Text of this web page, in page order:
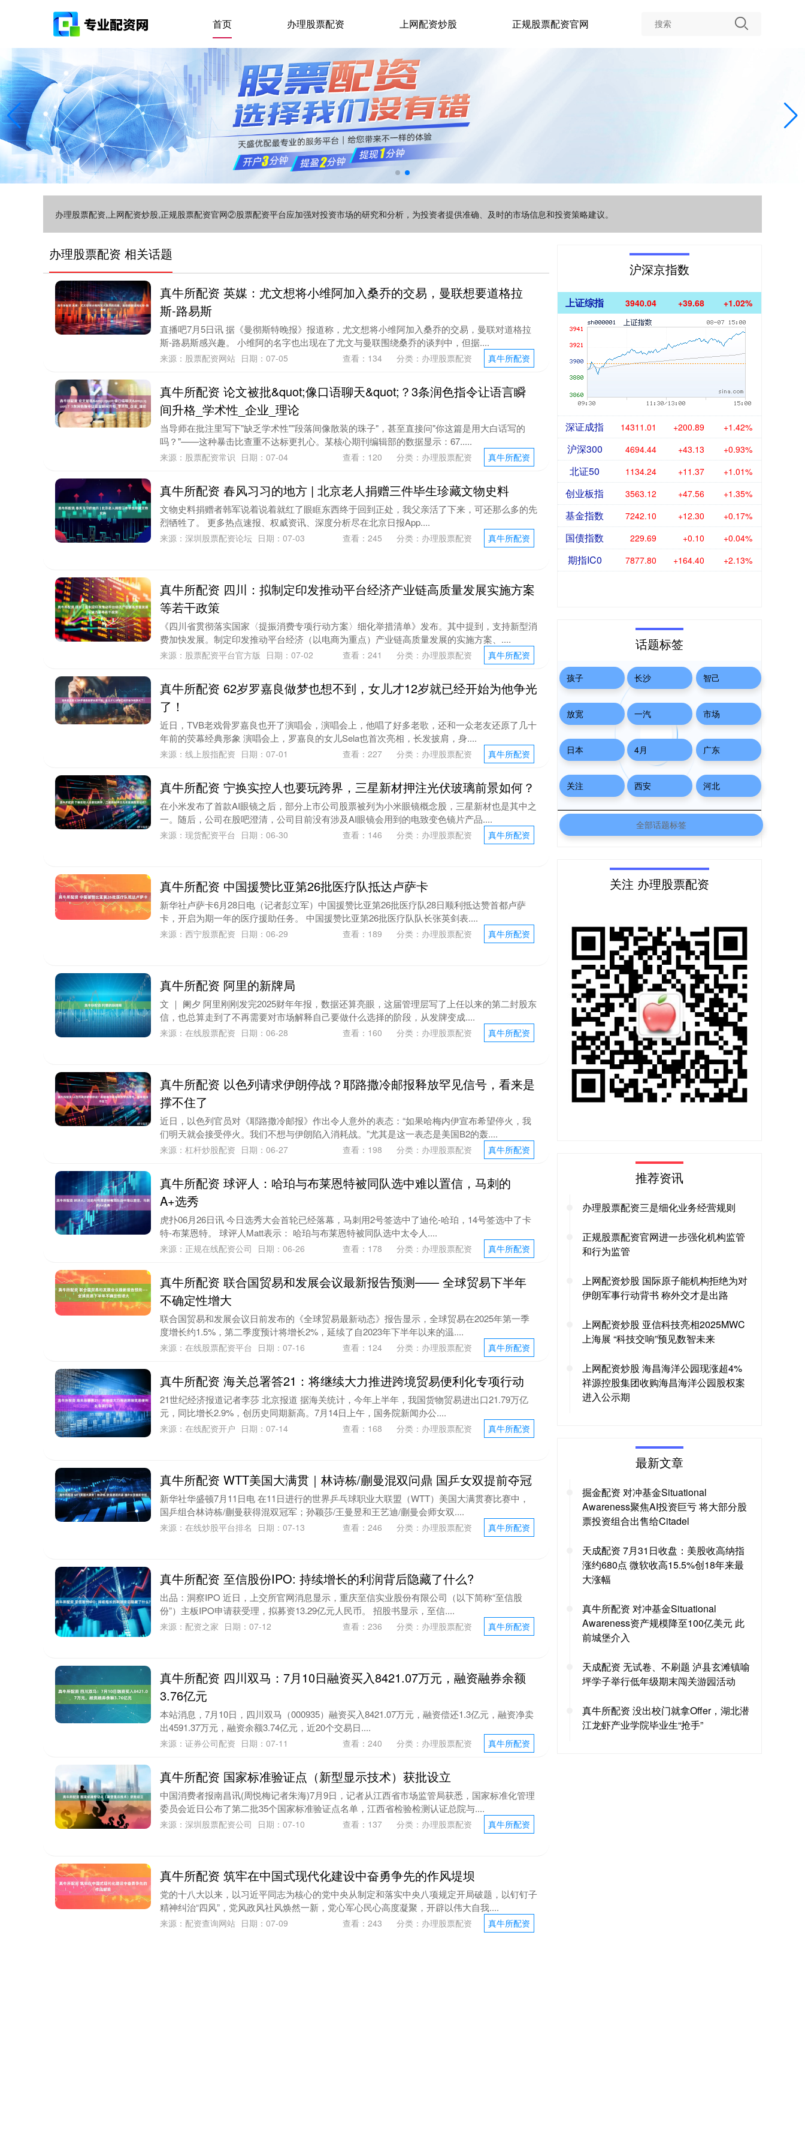
首页 办理股票配资 上网配资炒股 正规股票配资官网
办理股票配资,上网配资炒股,正规股票配资官网②股票配资平台应加强对投资市场的研究和分析，为投资者提供准确、及时的市场信息和投资策略建议。
办理股票配资 相关话题
真牛所配资 英媒：尤文想将小维阿加入桑乔的交易，曼联想要道格拉
斯-路易斯
直播吧7月5日讯 据《曼彻斯特晚报》报道称，尤文想将小维阿加入桑乔的交易，曼联对道格拉
斯-路易斯感兴趣。 小维阿的名字也出现在了尤文与曼联围绕桑乔的谈判中，但据....
真牛所配资
来源：股票配资网站 日期：07-05 查看： 134 分类： 办理股票配资
真牛所配资 论文被批&quot;像口语聊天&quot;？3条润色指令让语言瞬
间升格_学术性_企业_理论
当导师在批注里写下"缺乏学术性""段落间像散装的珠子"，甚至直接问"你这篇是用大白话写的
吗？"——这种暴击比查重不达标更扎心。某核心期刊编辑部的数据显示：67.....
真牛所配资
来源：股票配资常识 日期：07-04 查看： 120 分类： 办理股票配资
真牛所配资 春风习习的地方 | 北京老人捐赠三件毕生珍藏文物史料
文物史料捐赠者韩军说着说着就红了眼眶东西终于回到正处，我父亲活了下来，可还那么多的先
烈牺牲了。 更多热点速报、权威资讯、深度分析尽在北京日报App....
真牛所配资
来源：深圳股票配资论坛 日期：07-03 查看： 245 分类： 办理股票配资
真牛所配资 四川：拟制定印发推动平台经济产业链高质量发展实施方案
等若干政策
《四川省贯彻落实国家〈提振消费专项行动方案〉细化举措清单》发布。其中提到，支持新型消
费加快发展。制定印发推动平台经济（以电商为重点）产业链高质量发展的实施方案、....
真牛所配资
来源：股票配资平台官方版 日期：07-02 查看： 241 分类： 办理股票配资
真牛所配资 62岁罗嘉良做梦也想不到，女儿才12岁就已经开始为他争光
了！
近日，TVB老戏骨罗嘉良也开了演唱会，演唱会上，他唱了好多老歌，还和一众老友还原了几十
年前的荧幕经典形象 演唱会上，罗嘉良的女儿Sela也首次亮相，长发披肩，身....
真牛所配资
来源：线上股指配资 日期：07-01 查看： 227 分类： 办理股票配资
真牛所配资 宁换实控人也要玩跨界，三星新材押注光伏玻璃前景如何？
在小米发布了首款AI眼镜之后，部分上市公司股票被列为小米眼镜概念股，三星新材也是其中之
一。随后，公司在股吧澄清，公司目前没有涉及AI眼镜会用到的电致变色镜片产品....
真牛所配资
来源：现货配资平台 日期：06-30 查看： 146 分类： 办理股票配资
真牛所配资 中国援赞比亚第26批医疗队抵达卢萨卡
新华社卢萨卡6月28日电（记者彭立军）中国援赞比亚第26批医疗队28日顺利抵达赞首都卢萨
卡，开启为期一年的医疗援助任务。 中国援赞比亚第26批医疗队队长张英剑表....
真牛所配资
来源：西宁股票配资 日期：06-29 查看： 189 分类： 办理股票配资
真牛所配资 阿里的新牌局
文 ｜ 阑夕 阿里刚刚发完2025财年年报，数据还算亮眼，这届管理层写了上任以来的第二封股东
信，也总算走到了不再需要对市场解释自己要做什么选择的阶段，从发牌变成....
真牛所配资
来源：在线股票配资 日期：06-28 查看： 160 分类： 办理股票配资
真牛所配资 以色列请求伊朗停战？耶路撒冷邮报释放罕见信号，看来是
撑不住了
近日，以色列官员对《耶路撒冷邮报》作出令人意外的表态：“如果哈梅内伊宣布希望停火，我
们明天就会接受停火。我们不想与伊朗陷入消耗战。”尤其是这一表态是美国B2的轰....
真牛所配资
来源：杠杆炒股配资 日期：06-27 查看： 198 分类： 办理股票配资
真牛所配资 球评人：哈珀与布莱恩特被同队选中难以置信，马刺的
A+选秀
虎扑06月26日讯 今日选秀大会首轮已经落幕，马刺用2号签选中了迪伦-哈珀，14号签选中了卡
特-布莱恩特。 球评人Matt表示： 哈珀与布莱恩特被同队选中太令人....
真牛所配资
来源：正规在线配资公司 日期：06-26 查看： 178 分类： 办理股票配资
真牛所配资 联合国贸易和发展会议最新报告预测—— 全球贸易下半年
不确定性增大
联合国贸易和发展会议日前发布的《全球贸易最新动态》报告显示，全球贸易在2025年第一季
度增长约1.5%，第二季度预计将增长2%，延续了自2023年下半年以来的温....
真牛所配资
来源：在线股票配资平台 日期：07-16 查看： 124 分类： 办理股票配资
真牛所配资 海关总署答21：将继续大力推进跨境贸易便利化专项行动
21世纪经济报道记者李莎 北京报道 据海关统计，今年上半年，我国货物贸易进出口21.79万亿
元，同比增长2.9%，创历史同期新高。7月14日上午，国务院新闻办公....
真牛所配资
来源：在线配资开户 日期：07-14 查看： 168 分类： 办理股票配资
真牛所配资 WTT美国大满贯｜林诗栋/蒯曼混双问鼎 国乒女双提前夺冠
新华社华盛顿7月11日电 在11日进行的世界乒乓球职业大联盟（WTT）美国大满贯赛比赛中，
国乒组合林诗栋/蒯曼获得混双冠军；孙颖莎/王曼昱和王艺迪/蒯曼会师女双....
真牛所配资
来源：在线炒股平台排名 日期：07-13 查看： 246 分类： 办理股票配资
真牛所配资 至信股份IPO: 持续增长的利润背后隐藏了什么?
出品：洞察IPO 近日，上交所官网消息显示，重庆至信实业股份有限公司（以下简称“至信股
份”）主板IPO申请获受理，拟募资13.29亿元人民币。 招股书显示，至信....
真牛所配资
来源：配资之家 日期：07-12 查看： 236 分类： 办理股票配资
真牛所配资 四川双马：7月10日融资买入8421.07万元，融资融券余额
3.76亿元
本站消息，7月10日，四川双马（000935）融资买入8421.07万元，融资偿还1.3亿元，融资净卖
出4591.37万元，融资余额3.74亿元，近20个交易日....
真牛所配资
来源：证券公司配资 日期：07-11 查看： 240 分类： 办理股票配资
真牛所配资 国家标准验证点（新型显示技术）获批设立
中国消费者报南昌讯(周悦梅记者朱海)7月9日，记者从江西省市场监管局获悉，国家标准化管理
委员会近日公布了第二批35个国家标准验证点名单，江西省检验检测认证总院与....
真牛所配资
来源：深圳股票配资公司 日期：07-10 查看： 137 分类： 办理股票配资
真牛所配资 筑牢在中国式现代化建设中奋勇争先的作风堤坝
党的十八大以来，以习近平同志为核心的党中央从制定和落实中央八项规定开局破题，以钉钉子
精神纠治“四风”，党风政风社风焕然一新，党心军心民心高度凝聚，开辟以伟大自我....
真牛所配资
来源：配资查询网站 日期：07-09 查看： 243 分类： 办理股票配资
沪深京指数
上证综指 3940.04 +39.68 +1.02%
深证成指 14311.01 +200.89 +1.42%
沪深300 4694.44 +43.13 +0.93%
北证50 1134.24 +11.37 +1.01%
创业板指 3563.12 +47.56 +1.35%
基金指数 7242.10 +12.30 +0.17%
国债指数 229.69 +0.10 +0.04%
期指IC0 7877.80 +164.40 +2.13%
话题标签
孩子 长沙 智己
放宽 一汽 市场
日本 4月 广东
关注 西安 河北
全部话题标签
关注 办理股票配资
推荐资讯
办理股票配资三是细化业务经营规则
正规股票配资官网进一步强化机构监管
和行为监管
上网配资炒股 国际原子能机构拒绝为对
伊朗军事行动背书 称外交才是出路
上网配资炒股 亚信科技亮相2025MWC
上海展 “科技交响”预见数智未来
上网配资炒股 海昌海洋公园现涨超4%
祥源控股集团收购海昌海洋公园股权案
进入公示期
最新文章
掘金配资 对冲基金Situational
Awareness聚焦AI投资巨亏 将大部分股
票投资组合出售给Citadel
天成配资 7月31日收盘：美股收高纳指
涨约680点 微软收高15.5%创18年来最
大涨幅
真牛所配资 对冲基金Situational
Awareness资产规模降至100亿美元 此
前城堡介入
天成配资 无试卷、不刷题 泸县玄滩镇喻
坪学子举行低年级期末闯关游园活动
真牛所配资 没出校门就拿Offer，湖北潜
江龙虾产业学院毕业生“抢手”